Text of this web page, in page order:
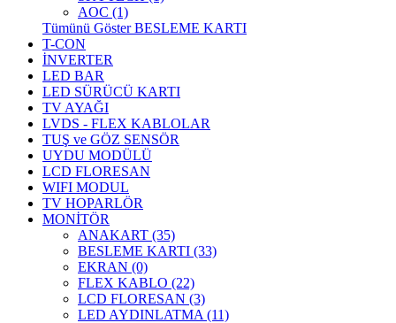
AOC (1)
Tümünü Göster BESLEME KARTI
T-CON
İNVERTER
LED BAR
LED SÜRÜCÜ KARTI
TV AYAĞI
LVDS - FLEX KABLOLAR
TUŞ ve GÖZ SENSÖR
UYDU MODÜLÜ
LCD FLORESAN
WIFI MODUL
TV HOPARLÖR
MONİTÖR
ANAKART (35)
BESLEME KARTI (33)
EKRAN (0)
FLEX KABLO (22)
LCD FLORESAN (3)
LED AYDINLATMA (11)